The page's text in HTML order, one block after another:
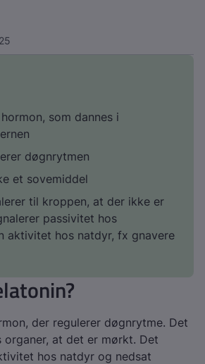
som dannes i
døgnrytmen
et sovemiddel
til kroppen, at der ikke er
passivitet hos
aktivitet hos natdyr, fx gnavere
der regulerer døgnrytme. Det
at det er mørkt. Det
hos natdyr og nedsat